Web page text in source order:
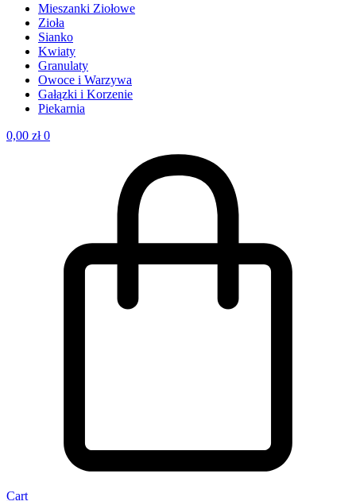
Mieszanki Ziołowe
Zioła
Sianko
Kwiaty
Granulaty
Owoce i Warzywa
Gałązki i Korzenie
Piekarnia
0,00 zł 0
Cart